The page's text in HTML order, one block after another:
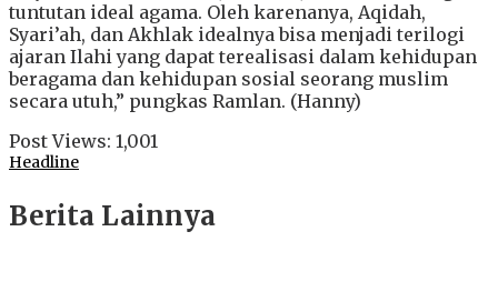
tuntutan ideal agama. Oleh karenanya, Aqidah,
Syari’ah, dan Akhlak idealnya bisa menjadi terilogi
ajaran Ilahi yang dapat terealisasi dalam kehidupan
beragama dan kehidupan sosial seorang muslim
secara utuh,” pungkas Ramlan. (Hanny)
Post Views: 1,001
Headline
Berita Lainnya